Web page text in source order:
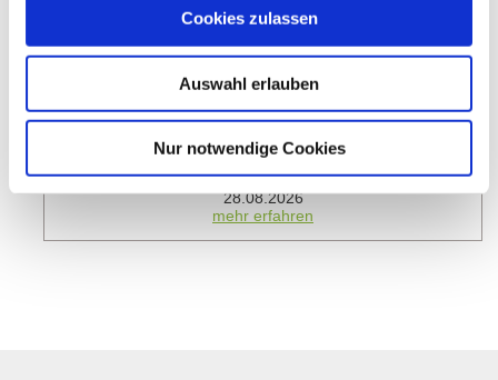
Cookies zulassen
Auswahl erlauben
Nur notwendige Cookies
Wingertshütte Vollmondabend
Nierstein
28.08.2026
mehr erfahren